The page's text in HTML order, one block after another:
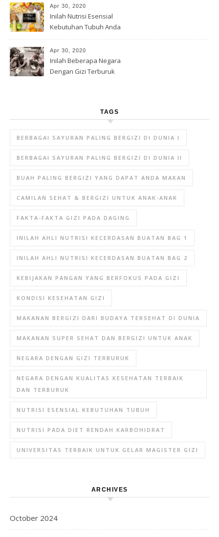
Apr 30, 2020
Inilah Nutrisi Esensial
Kebutuhan Tubuh Anda
Apr 30, 2020
Inilah Beberapa Negara
Dengan Gizi Terburuk
TAGS
BERBAGAI SAYURAN PALING BERGIZI DI DUNIA I
BERBAGAI SAYURAN PALING BERGIZI DI DUNIA II
BUAH PALING BERGIZI YANG DAPAT ANDA MAKAN
CAMILAN SEHAT & BERGIZI UNTUK ANAK-ANAK
FAKTA-FAKTA GIZI PADA DAGING
INILAH AHLI NUTRISI KECERDASAN BUATAN BAG 1
INILAH AHLI NUTRISI KECERDASAN BUATAN BAG 2
KEBIJAKAN PANGAN YANG BERFOKUS PADA GIZI
KONDISI KESEHATAN GIZI
MAKANAN BERGIZI DARI BUDAYA TERSEHAT DI DUNIA
MAKANAN SUPER SEHAT DAN BERGIZI UNTUK ANAK
NEGARA DENGAN GIZI TERBURUK
NEGARA DENGAN KUALITAS KESEHATAN TERBAIK
DAN TERBURUK
NUTRISI ESENSIAL KEBUTUHAN TUBUH
NUTRISI PADA DIET RENDAH KARBOHIDRAT
UNIVERSITAS TERBAIK UNTUK GELAR MAGISTER GIZI
ARCHIVES
October 2024